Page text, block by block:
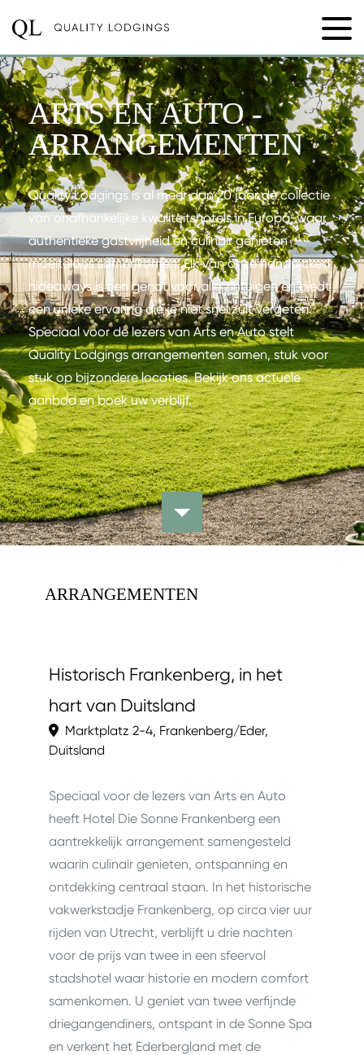
ARTS EN AUTO -
ARRANGEMENTEN
Quality Lodgings is al meer dan 20 jaar dé collectie
van onafhankelijke kwaliteitshotels in Europa, waar
authentieke gastvrijheid en culinair genieten
moeiteloos samenkomen. Elk van onze handpicked
hideaways is een genot voor alle zintuigen en biedt
een unieke ervaring die je niet snel zult vergeten.
Speciaal voor de lezers van Arts en Auto stelt
Quality Lodgings arrangementen samen, stuk voor
stuk op bijzondere locaties. Bekijk ons actuele
aanbod en boek uw verblijf.
ARRANGEMENTEN
Historisch Frankenberg, in het
hart van Duitsland
Marktplatz 2-4, Frankenberg/Eder,
Duitsland
Speciaal voor de lezers van Arts en Auto
heeft Hotel Die Sonne Frankenberg een
aantrekkelijk arrangement samengesteld
waarin culinair genieten, ontspanning en
ontdekking centraal staan. In het historische
vakwerkstadje Frankenberg, op circa vier uur
rijden van Utrecht, verblijft u drie nachten
voor de prijs van twee in een sfeervol
stadshotel waar historie en modern comfort
samenkomen. U geniet van twee verfijnde
driegangendiners, ontspant in de Sonne Spa
en verkent het Ederbergland met de